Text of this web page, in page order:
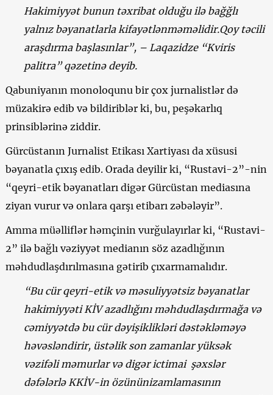
Hakimiyyət bunun təxribat olduğu ilə bağğlı
yalnız bəyanatlarla kifayətlənməməlidir.Qoy təcili
araşdırma başlasınlar”, – Laqazidze “Kviris
palitra” qəzetinə deyib.
Qabuniyanın monoloqunu bir çox jurnalistlər də
müzakirə edib və bildiriblər ki, bu, peşəkarlıq
prinsiblərinə ziddir.
Gürcüstanın Jurnalist Etikası Xartiyası da xüsusi
bəyanatla çıxış edib. Orada deyilir ki, “Rustavi-2”-nin
“qeyri-etik bəyanatları digər Gürcüstan mediasına
ziyan vurur və onlara qarşı etibarı zəbələyir”.
Amma müəlliflər həmçinin vurğulayırlar ki, “Rustavi-
2” ilə bağlı vəziyyət medianın söz azadlığının
məhdudlaşdırılmasına gətirib çıxarmamalıdır.
“Bu cür qeyri-etik və məsuliyyətsiz bəyanatlar
hakimiyyəti KİV azadlığını məhdudlaşdırmağa və
cəmiyyətdə bu cür dəyişiklikləri dəstəkləməyə
həvəsləndirir, üstəlik son zamanlar yüksək
vəzifəli məmurlar və digər ictimai şəxslər
dəfələrlə KKİV-in özününizamlamasının